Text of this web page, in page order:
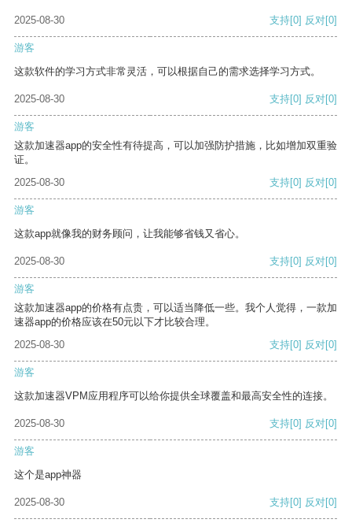
2025-08-30 支持[0] 反对[0]
游客
这款软件的学习方式非常灵活，可以根据自己的需求选择学习方式。
2025-08-30 支持[0] 反对[0]
游客
这款加速器app的安全性有待提高，可以加强防护措施，比如增加双重验
证。
2025-08-30
支持[0] 反对[0]
游客
这款app就像我的财务顾问，让我能够省钱又省心。
2025-08-30 支持[0] 反对[0]
游客
这款加速器app的价格有点贵，可以适当降低一些。我个人觉得，一款加
速器app的价格应该在50元以下才比较合理。
2025-08-30
支持[0] 反对[0]
游客
这款加速器VPM应用程序可以给你提供全球覆盖和最高安全性的连接。
2025-08-30 支持[0] 反对[0]
游客
这个是app神器
2025-08-30 支持[0] 反对[0]